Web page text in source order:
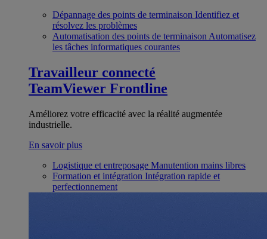
Dépannage des points de terminaison Identifiez et
résolvez les problèmes
Automatisation des points de terminaison Automatisez
les tâches informatiques courantes
Travailleur connecté
TeamViewer Frontline
Améliorez votre efficacité avec la réalité augmentée
industrielle.
En savoir plus
Logistique et entreposage Manutention mains libres
Formation et intégration Intégration rapide et
perfectionnement